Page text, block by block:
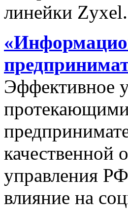
линейки Zyxel.
Эффективное
протекающими
качественной
управления
влияние на